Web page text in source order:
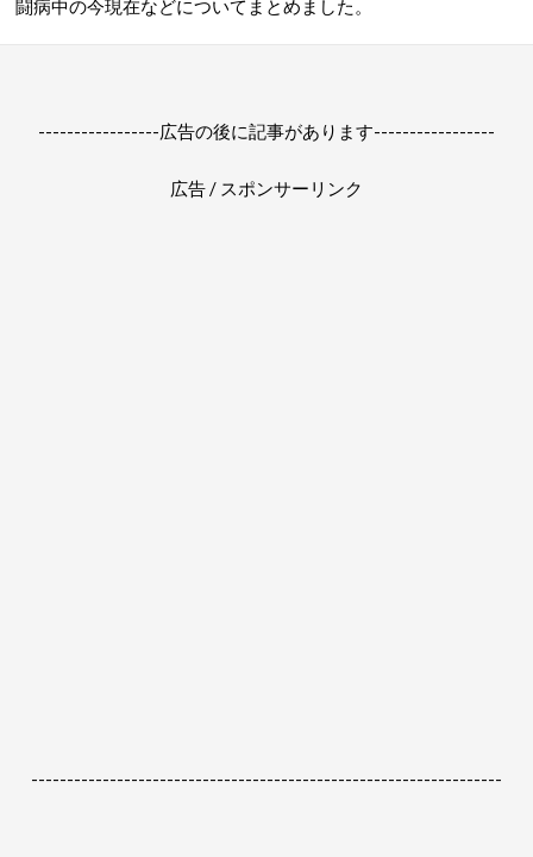
闘病中の今現在などについてまとめました。
-----------------広告の後に記事があります-----------------
広告 / スポンサーリンク
------------------------------------------------------------------